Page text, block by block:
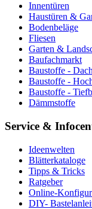
Innentüren
Haustüren &
Bodenbeläge
Fliesen
Garten &
Baufachmarkt
Baustoffe -
Baustoffe -
Baustoffe -
Dämmstoffe
Service &
Ideenwelten
Blätterkataloge
Tipps & Tricks
Ratgeber
Online-
DIY-